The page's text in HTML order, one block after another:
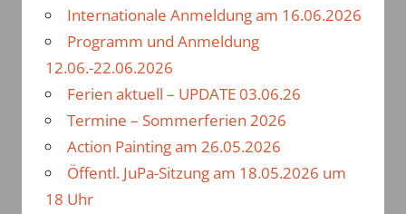
Internationale Anmeldung am 16.06.2026
Programm und Anmeldung
12.06.-22.06.2026
Ferien aktuell – UPDATE 03.06.26
Termine – Sommerferien 2026
Action Painting am 26.05.2026
Öffentl. JuPa-Sitzung am 18.05.2026 um
18 Uhr